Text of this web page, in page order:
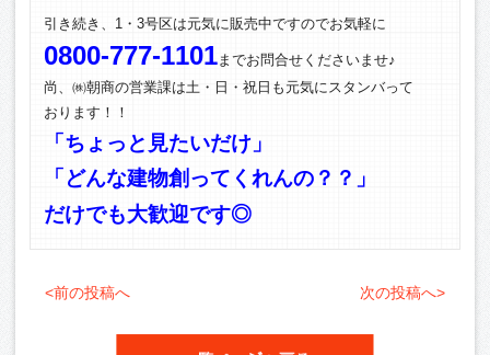
引き続き、1・3号区は元気に販売中ですのでお気軽に
0800-777-1101までお問合せくださいませ♪
尚、㈱朝商の営業課は土・日・祝日も元気にスタンバって
おります！！
「ちょっと見たいだけ」
「どんな建物創ってくれんの？？」
だけでも大歓迎です◎
<前の投稿へ 次の投稿へ>